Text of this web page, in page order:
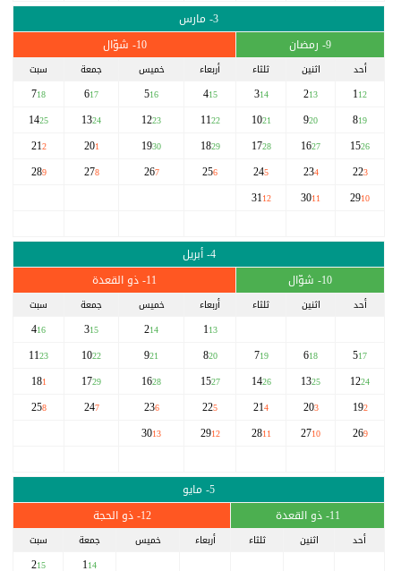
3- مارس
9- رمضان
10- شوّال
أحد اثنين ثلثاء أربعاء خميس جمعة سبت
112
213
314
415
516
617
718
819
920
1021
1122
1223
1324
1425
1526
1627
1728
1829
1930
201
212
223
234
245
256
267
278
289
2910
3011
3112
4- أبريل
10- شوّال
11- ذو القعدة
أحد اثنين ثلثاء أربعاء خميس جمعة سبت
113
214
315
416
517
618
719
820
921
1022
1123
1224
1325
1426
1527
1628
1729
181
192
203
214
225
236
247
258
269
2710
2811
2912
3013
5- مايو
11- ذو القعدة
12- ذو الحجة
أحد اثنين ثلثاء أربعاء خميس جمعة سبت
114
215